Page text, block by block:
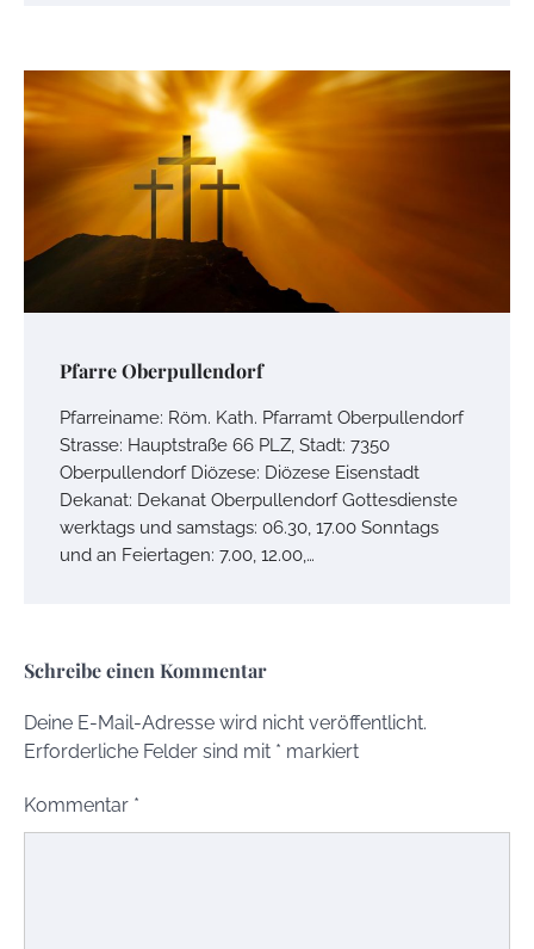
Pfarre Oberpullendorf
Pfarreiname: Röm. Kath. Pfarramt Oberpullendorf
Strasse: Hauptstraße 66 PLZ, Stadt: 7350
Oberpullendorf Diözese: Diözese Eisenstadt
Dekanat: Dekanat Oberpullendorf Gottesdienste
werktags und samstags: 06.30, 17.00 Sonntags
und an Feiertagen: 7.00, 12.00,…
Schreibe einen Kommentar
Deine E-Mail-Adresse wird nicht veröffentlicht.
Erforderliche Felder sind mit * markiert
Kommentar *